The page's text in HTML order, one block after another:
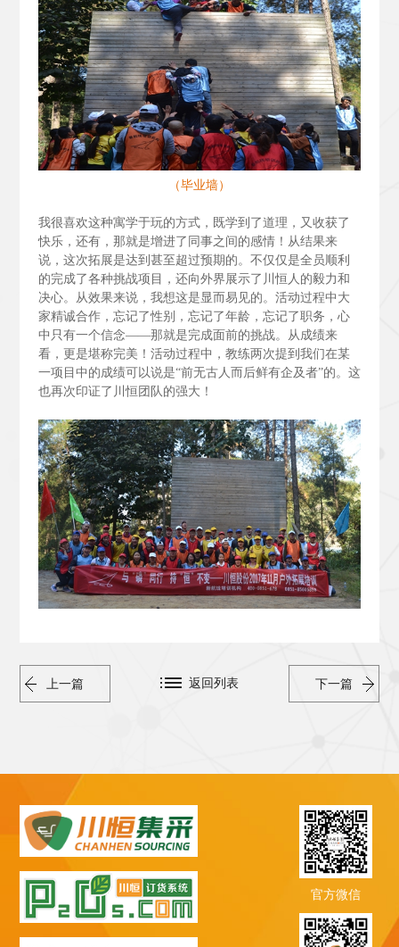
（毕业墙）
我很喜欢这种寓学于玩的方式，既学到了道理，又收获了
快乐，还有，那就是增进了同事之间的感情！从结果来
说，这次拓展是达到甚至超过预期的。不仅仅是全员顺利
的完成了各种挑战项目，还向外界展示了川恒人的毅力和
决心。从效果来说，我想这是显而易见的。活动过程中大
家精诚合作，忘记了性别，忘记了年龄，忘记了职务，心
中只有一个信念——那就是完成面前的挑战。从成绩来
看，更是堪称完美！活动过程中，教练两次提到我们在某
一项目中的成绩可以说是“前无古人而后鲜有企及者”的。这
也再次印证了川恒团队的强大！
上一篇 下一篇
返回列表
官方微信